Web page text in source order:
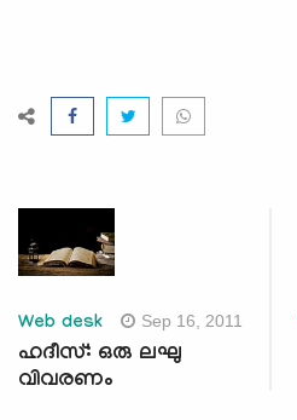
Web desk Sep 16, 2011
ഹദീസ്: ഒരു ലഘു
വിവരണം